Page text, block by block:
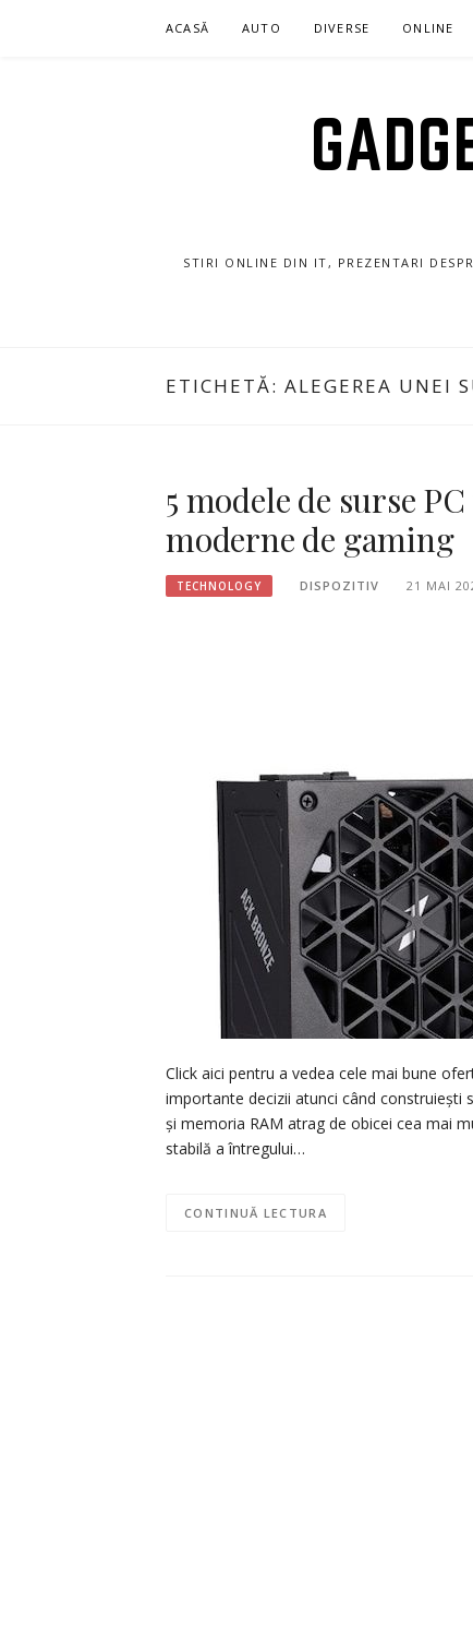
ACASĂ AUTO DIVERSE ONLINE
STIRI ONLINE DIN IT, PREZENTARI
ETICHETĂ: ALEGEREA UNEI
5 modele de surse
moderne de gaming
TECHNOLOGY DISPOZITIV 21 MAI
Click aici pentru a vedea cele mai bune
importante decizii atunci când construiești
și memoria RAM atrag de obicei cea mai
stabilă a întregului…
CONTINUĂ LECTURA